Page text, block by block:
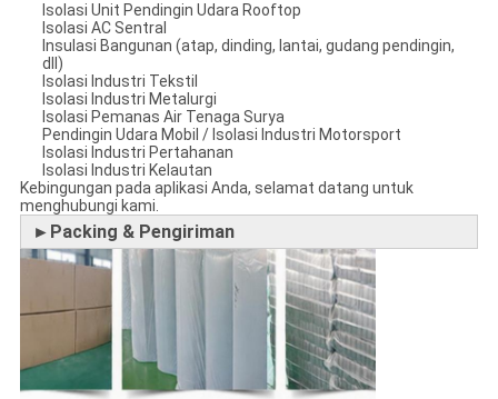
Isolasi Unit Pendingin Udara Rooftop
Isolasi AC Sentral
Insulasi Bangunan (atap, dinding, lantai, gudang pendingin,
dll)
Isolasi Industri Tekstil
Isolasi Industri Metalurgi
Isolasi Pemanas Air Tenaga Surya
Pendingin Udara Mobil / Isolasi Industri Motorsport
Isolasi Industri Pertahanan
Isolasi Industri Kelautan
Kebingungan pada aplikasi Anda, selamat datang untuk
menghubungi kami.
►Packing & Pengiriman